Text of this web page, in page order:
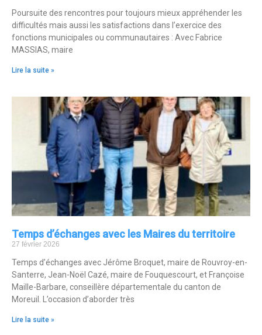
Poursuite des rencontres pour toujours mieux appréhender les
difficultés mais aussi les satisfactions dans l’exercice des
fonctions municipales ou communautaires : Avec Fabrice
MASSIAS, maire
Lire la suite »
Temps d’échanges avec les Maires du territoire
27 février 2026
Temps d’échanges avec Jérôme Broquet, maire de Rouvroy-en-
Santerre, Jean-Noël Cazé, maire de Fouquescourt, et Françoise
Maille-Barbare, conseillère départementale du canton de
Moreuil. L’occasion d’aborder très
Lire la suite »